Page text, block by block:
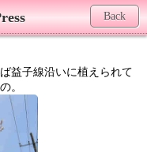
Back
益子線沿いに植えられて
。